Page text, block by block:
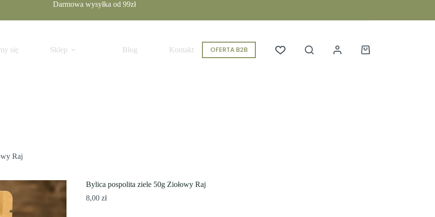
Darmowa wysyłka od 99zł
się Sklep Blog Kontakt OFERTA B2B Koszyk
Raj
Bylica pospolita ziele 50g Ziołowy Raj
8,00 zł